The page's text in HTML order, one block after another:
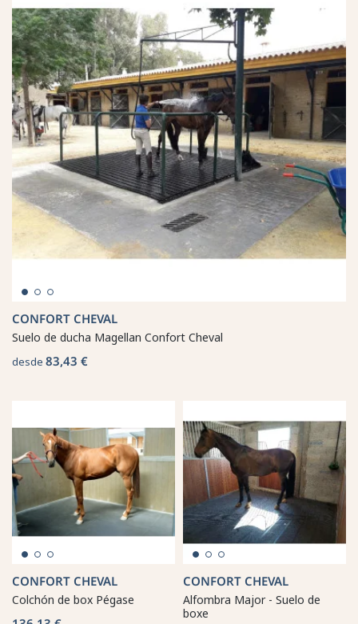
CONFORT CHEVAL
Suelo de ducha Magellan Confort Cheval
desde 83,43 €
CONFORT CHEVAL
Colchón de box Pégase
CONFORT CHEVAL
Alfombra Major - Suelo de
boxe